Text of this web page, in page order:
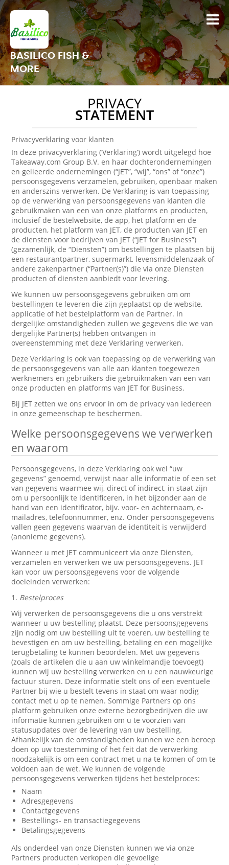
BASILICO FISH &
MORE
PRIVACY
STATEMENT
Privacyverklaring voor klanten
In deze privacyverklaring (‘Verklaring’) wordt uitgelegd hoe
Takeaway.com Group B.V. en haar dochterondernemingen
en gelieerde ondernemingen (“JET”, “wij”, “ons” of “onze”)
persoonsgegevens verzamelen, gebruiken, openbaar maken
en anderszins verwerken. De Verklaring is van toepassing
op de verwerking van persoonsgegevens van klanten die
gebruikmaken van een van onze platforms en producten,
inclusief de bestelwebsite, de app, het platform en de
producten, het platform van JET, de producten van JET en
de diensten voor bedrijven van JET (“JET for Business”)
(gezamenlijk, de “Diensten”) om bestellingen te plaatsen bij
een restaurantpartner, supermarkt, levensmiddelenzaak of
andere zakenpartner (“Partner(s)”) die via onze Diensten
producten of diensten aanbiedt voor levering.
We kunnen uw persoonsgegevens gebruiken om om
bestellingen te leveren die zijn geplaatst op de website,
applicatie of het bestelplatform van de Partner. In
dergelijke omstandigheden zullen we gegevens die we van
dergelijke Partner(s) hebben ontvangen in
overeenstemming met deze Verklaring verwerken.
Deze Verklaring is ook van toepassing op de verwerking van
de persoonsgegevens van alle aan klanten toegewezen
werknemers en gebruikers die gebruikmaken van een van
onze producten en platforms van JET for Business.
Bij JET zetten we ons ervoor in om de privacy van iedereen
in onze gemeenschap te beschermen.
Welke persoonsgegevens we verwerken
en waarom
Persoonsgegevens, in deze Verklaring ook wel “uw
gegevens” genoemd, verwijst naar alle informatie of een set
van gegevens waarmee wij, direct of indirect, in staat zijn
om u persoonlijk te identificeren, in het bijzonder aan de
hand van een identificator, bijv. voor- en achternaam, e-
mailadres, telefoonnummer, enz. Onder persoonsgegevens
vallen geen gegevens waarvan de identiteit is verwijderd
(anonieme gegevens).
Wanneer u met JET communiceert via onze Diensten,
verzamelen en verwerken we uw persoonsgegevens. JET
kan voor uw persoonsgegevens voor de volgende
doeleinden verwerken:
1. Bestelproces
Wij verwerken de persoonsgegevens die u ons verstrekt
wanneer u uw bestelling plaatst. Deze persoonsgegevens
zijn nodig om uw bestelling uit te voeren, uw bestelling te
bevestigen en om uw bestelling, betaling en een mogelijke
terugbetaling te kunnen beoordelen. Met uw gegevens
(zoals de artikelen die u aan uw winkelmandje toevoegt)
kunnen wij uw bestelling verwerken en u een nauwkeurige
factuur sturen. Deze informatie stelt ons of een eventuele
Partner bij wie u bestelt tevens in staat om waar nodig
contact met u op te nemen. Sommige Partners op ons
platform gebruiken onze externe bezorgbedrijven die uw
informatie kunnen gebruiken om u te voorzien van
statusupdates over de levering van uw bestelling.
Afhankelijk van de omstandigheden kunnen we een beroep
doen op uw toestemming of het feit dat de verwerking
noodzakelijk is om een contract met u na te komen of om te
voldoen aan de wet. We kunnen de volgende
persoonsgegevens verwerken tijdens het bestelproces:
Naam
Adresgegevens
Contactgegevens
Bestellings- en transactiegegevens
Betalingsgegevens
Als onderdeel van onze Diensten kunnen we via onze
Partners producten verkopen die gevoelige